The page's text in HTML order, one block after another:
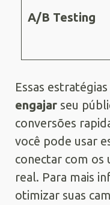
A/B Testing
Essas
engajar seu
conversões
você pode usar
conectar com os
real. Para mais
otimizar suas